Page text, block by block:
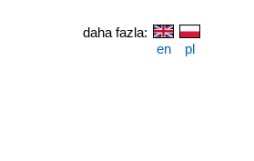
daha fazla:
en
pl